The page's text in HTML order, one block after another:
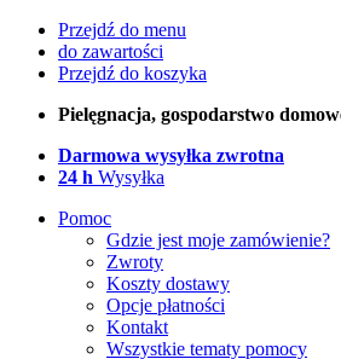
Przejdź do menu
do zawartości
Przejdź do koszyka
Pielęgnacja, gospodarstwo
Darmowa wysyłka zwrotna
24 h Wysyłka
Pomoc
Gdzie jest moje zamówienie?
Zwroty
Koszty dostawy
Opcje płatności
Kontakt
Wszystkie tematy pomocy